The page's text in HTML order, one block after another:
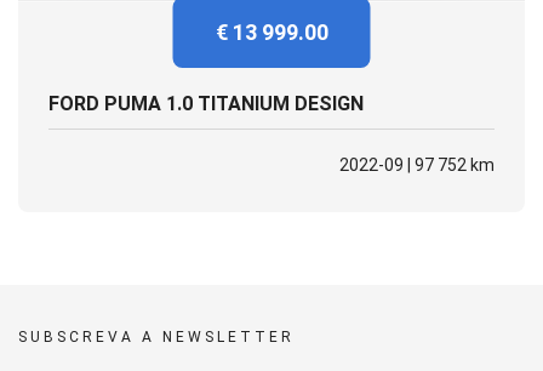
€ 13 999.00
FORD PUMA 1.0 TITANIUM DESIGN
2022-09 | 97 752 km
SUBSCREVA A NEWSLETTER